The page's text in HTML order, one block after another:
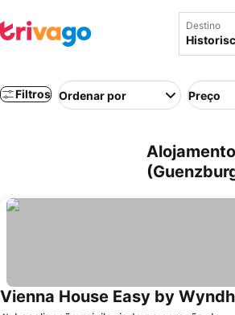
Destino
Filtros Ordenar por Preço
Vienna House Easy by